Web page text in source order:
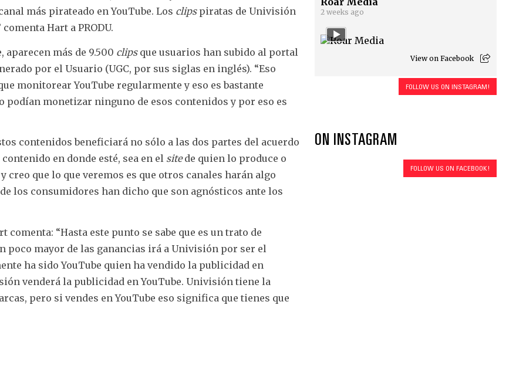
más pirateado en YouTube. Los clipspiratas de Univisión
comenta Hart a PRODU.
aparecen más de 9.500 clipsque usuarios han subido al portal
por el Usuario (UGC, por sus siglas en inglés). “Eso
monitorear YouTube regularmente y eso es bastante
podían monetizar ninguno de esos contenidos y por eso es
contenidos beneficiará no sólo a las dos partes del acuerdo
en donde esté, sea en el sitede quien lo produce o
que lo que veremos es que otros canales harán algo
los consumidores han dicho que son agnósticos ante los
“Hasta este punto se sabe que es un trato de
poco mayor de las ganancias irá a Univisión por ser el
ha sido YouTube quien ha vendido la publicidad en
venderá la publicidad en YouTube. Univisión tiene la
pero si vendes en YouTube eso significa que tienes que
2 weeks ago
View on Facebook
FOLLOW US ON INSTAGRAM!
ON INSTAGRAM
FOLLOW US ON FACEBOOK!